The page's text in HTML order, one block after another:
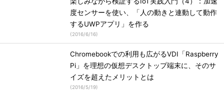
度センサーを使い、「人の動きと連動して動作
するUWPアプリ」を作る
(2016/6/16)
Chromebookでの利用も広がるVDI「Raspberry
Pi」を理想の仮想デスクトップ端末に、そのサ
イズを超えたメリットとは
(2016/5/19)